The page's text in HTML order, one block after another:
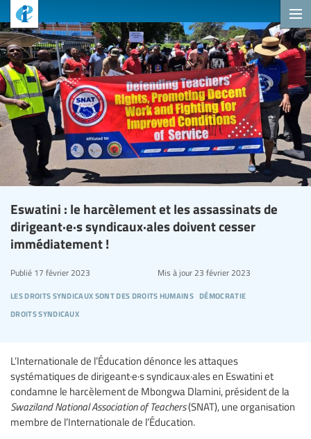
Eswatini : le harcèlement et les assassinats de
dirigeant·e·s syndicaux·ales doivent cesser
immédiatement !
les droits syndicaux sont des droits humains démocratie
droits syndicaux
Publié 17 février 2023 Mis à jour23 février 2023
L’Internationale de l’Éducation dénonce les attaques
systématiques de dirigeant·e·s syndicaux·ales en Eswatini et
condamne le harcèlement de Mbongwa Dlamini, président de la
Swaziland National Association of Teachers(SNAT), une organisation
membre de l’Internationale de l’Éducation.